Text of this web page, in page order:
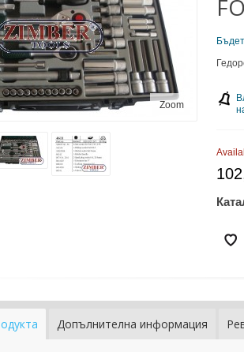
Zoom
Допълнителна информация